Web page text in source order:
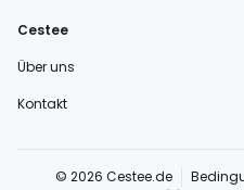
Cestee
Über uns
Kontakt
© 2026 Cestee.de